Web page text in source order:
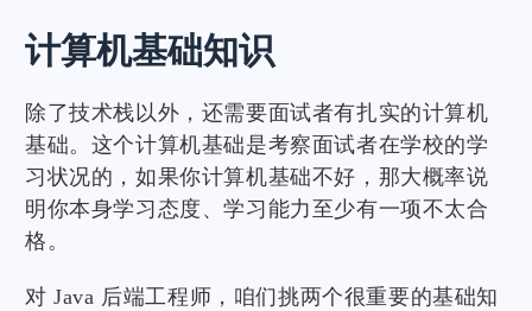
计算机基础知识
除了技术栈以外，还需要面试者有扎实的计算机
基础。这个计算机基础是考察面试者在学校的学
习状况的，如果你计算机基础不好，那大概率说
明你本身学习态度、学习能力至少有一项不太合
格。
对 Java 后端工程师，咱们挑两个很重要的基础知